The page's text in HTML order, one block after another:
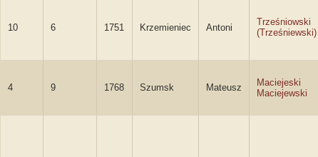
10 6 1751 Krzemieniec Antoni
Trześniowski
(Trześniewski)
4 9 1768 Szumsk Mateusz
Maciejeski
Maciejewski